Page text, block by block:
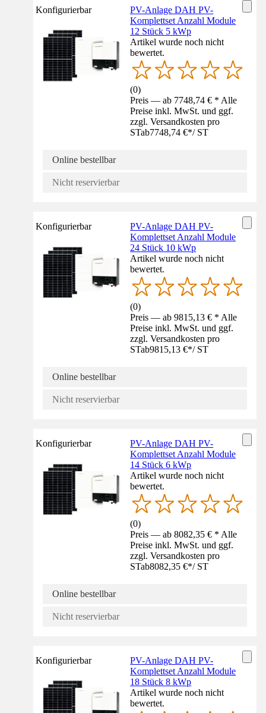
Konfigurierbar
PV-Anlage DAH PV-
Komplettset Anzahl Module
12 Stück 5 kWp
Artikel wurde noch nicht
bewertet.
(0)
Preis — ab 7748,74 € * Alle
Preise inkl. MwSt. und ggf.
zzgl. Versandkosten pro
STab7748,74 €*/ ST
Online bestellbar
Nicht reservierbar
Konfigurierbar
PV-Anlage DAH PV-
Komplettset Anzahl Module
24 Stück 10 kWp
Artikel wurde noch nicht
bewertet.
(0)
Preis — ab 9815,13 € * Alle
Preise inkl. MwSt. und ggf.
zzgl. Versandkosten pro
STab9815,13 €*/ ST
Online bestellbar
Nicht reservierbar
Konfigurierbar
PV-Anlage DAH PV-
Komplettset Anzahl Module
14 Stück 6 kWp
Artikel wurde noch nicht
bewertet.
(0)
Preis — ab 8082,35 € * Alle
Preise inkl. MwSt. und ggf.
zzgl. Versandkosten pro
STab8082,35 €*/ ST
Online bestellbar
Nicht reservierbar
Konfigurierbar
PV-Anlage DAH PV-
Komplettset Anzahl Module
18 Stück 8 kWp
Artikel wurde noch nicht
bewertet.